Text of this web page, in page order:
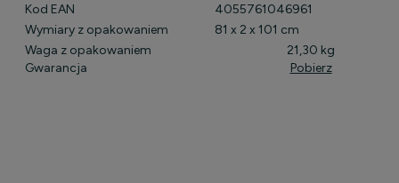
Kod EAN
4055761046961
Wymiary z opakowaniem
81 x 2 x 101 cm
Waga z opakowaniem
21,30 kg
Gwarancja
Pobierz